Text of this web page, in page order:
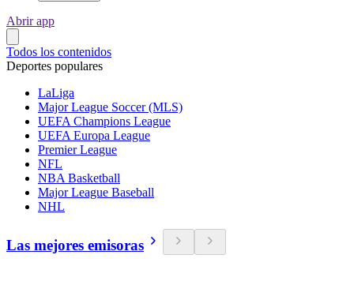
Abrir app
Todos los contenidos
Deportes populares
LaLiga
Major League Soccer (MLS)
UEFA Champions League
UEFA Europa League
Premier League
NFL
NBA Basketball
Major League Baseball
NHL
Las mejores emisoras